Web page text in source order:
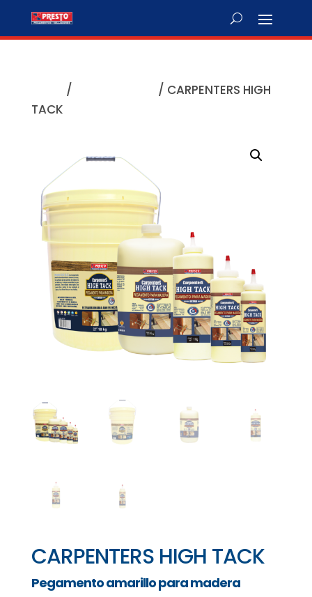
/
/ CARPENTERS HIGH
TACK
CARPENTERS HIGH TACK
Pegamento amarillo para madera